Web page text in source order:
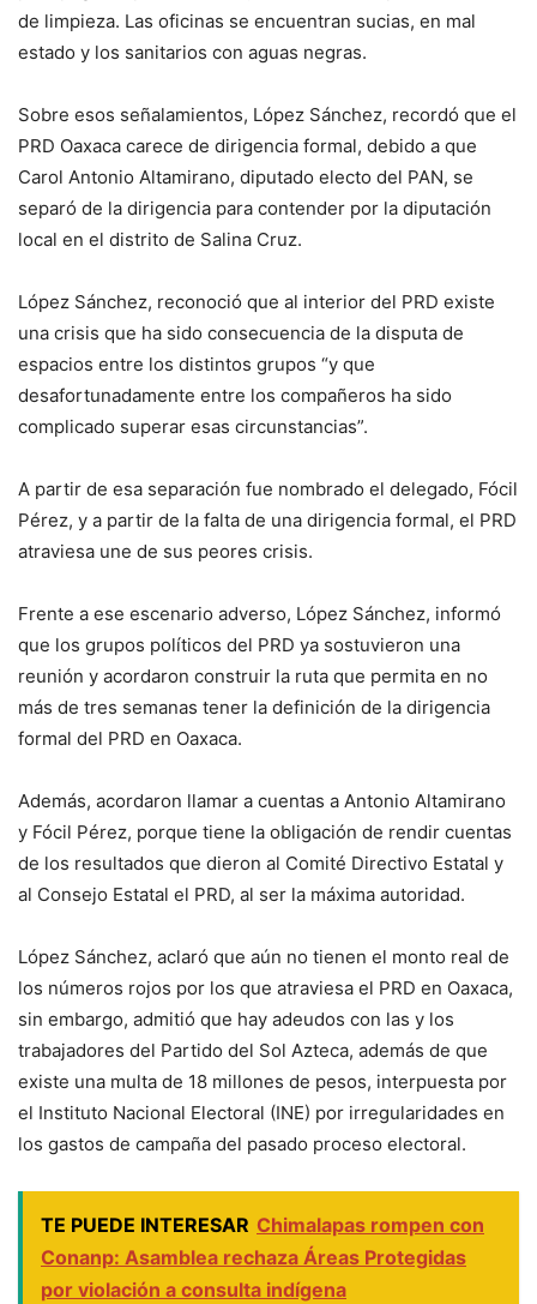
de limpieza. Las oficinas se encuentran sucias, en mal
estado y los sanitarios con aguas negras.
Sobre esos señalamientos, López Sánchez, recordó que el
PRD Oaxaca carece de dirigencia formal, debido a que
Carol Antonio Altamirano, diputado electo del PAN, se
separó de la dirigencia para contender por la diputación
local en el distrito de Salina Cruz.
López Sánchez, reconoció que al interior del PRD existe
una crisis que ha sido consecuencia de la disputa de
espacios entre los distintos grupos “y que
desafortunadamente entre los compañeros ha sido
complicado superar esas circunstancias”.
A partir de esa separación fue nombrado el delegado, Fócil
Pérez, y a partir de la falta de una dirigencia formal, el PRD
atraviesa une de sus peores crisis.
Frente a ese escenario adverso, López Sánchez, informó
que los grupos políticos del PRD ya sostuvieron una
reunión y acordaron construir la ruta que permita en no
más de tres semanas tener la definición de la dirigencia
formal del PRD en Oaxaca.
Además, acordaron llamar a cuentas a Antonio Altamirano
y Fócil Pérez, porque tiene la obligación de rendir cuentas
de los resultados que dieron al Comité Directivo Estatal y
al Consejo Estatal el PRD, al ser la máxima autoridad.
López Sánchez, aclaró que aún no tienen el monto real de
los números rojos por los que atraviesa el PRD en Oaxaca,
sin embargo, admitió que hay adeudos con las y los
trabajadores del Partido del Sol Azteca, además de que
existe una multa de 18 millones de pesos, interpuesta por
el Instituto Nacional Electoral (INE) por irregularidades en
los gastos de campaña del pasado proceso electoral.
TE PUEDE INTERESAR Chimalapas rompen con
Conanp: Asamblea rechaza Áreas Protegidas
por violación a consulta indígena